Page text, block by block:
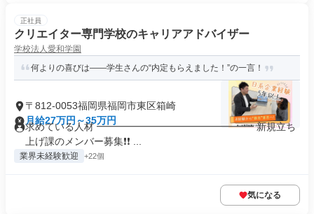
正社員
クリエイター専門学校のキャリアアドバイザー
学校法人愛和学園
何よりの喜びは――学生さんの“内定もらえました！”の一言！
〒812-0053福岡県福岡市東区箱崎
月給27万円～35万円
求めている人材 ━━━━━━━━━━━━━━━━ 新規立ち
上げ課のメンバー募集❗❗ ...
業界未経験歓迎 +22個
気になる